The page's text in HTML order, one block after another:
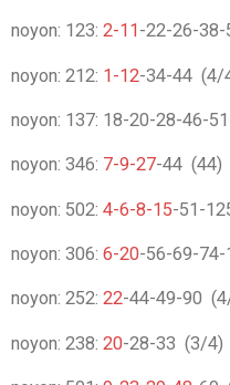
noyon: 123: 2-11 -22-26-
noyon: 212: 1-12-34-44 (4/
noyon: 137: 18-20-28-46-
noyon: 346: 7-9-27-44 (44)
noyon: 502: 4-6-8-15-51-
noyon: 306: 6-20-56-69-
noyon: 252: 22-44-49-90
noyon: 238: 20-28-33 (3/4)